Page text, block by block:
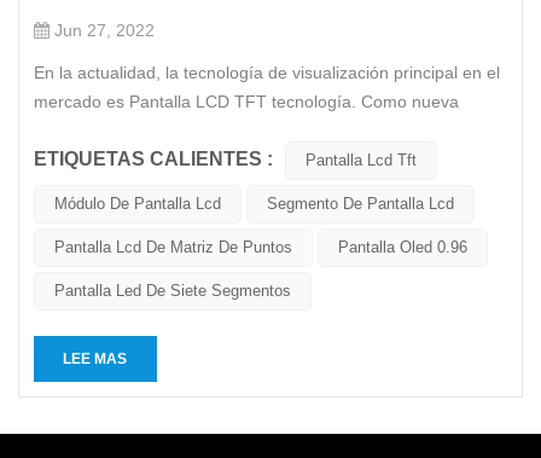
Jun 27, 2022
En la actualidad, la tecnología de visualización principal en el
mercado es Pantalla LCD TFT tecnología. Como nueva
Necesita mejorarse aún más en términos de rendimiento del
ETIQUETAS CALIENTES : Pantalla Lcd Tft
Módulo De Pantalla Lcd Segmento De Pantalla Lcd
Pantalla Lcd De Matriz De Puntos Pantalla Oled 0.96
Pantalla Led De Siete Segmentos
LEE MAS